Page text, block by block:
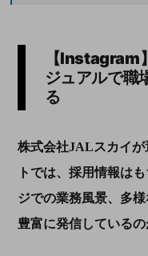
【Instagram
ジュアルで職
る
株式会社JALスカイが
トでは、採用情報は
ジでの業務風景、多
豊富に発信しているの